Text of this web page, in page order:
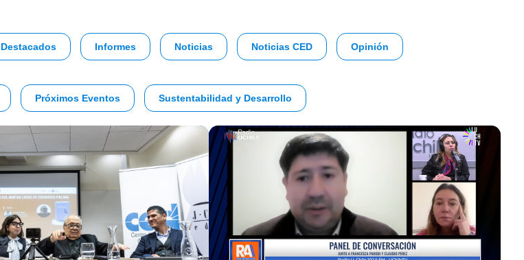
Destacados Informes Noticias Noticias CED Opinión
Próximos Eventos Sustentabilidad y Desarrollo